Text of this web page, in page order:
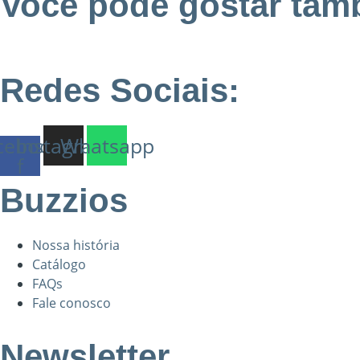
Redes Sociais:
f
Instagram
Whatsapp
Buzzios
Nossa história
Catálogo
FAQs
Fale conosco